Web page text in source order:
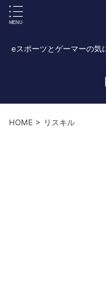
eスポーツとゲーマーの気
HOME > リスキル